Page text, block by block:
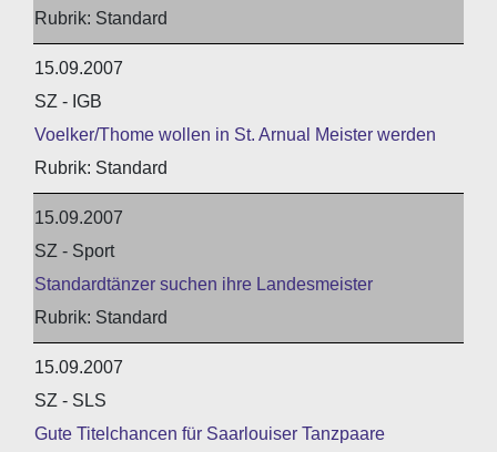
Standard
15.09.2007
SZ - IGB
Voelker/Thome wollen in St. Arnual Meister werden
Standard
15.09.2007
SZ - Sport
Standardtänzer suchen ihre Landesmeister
Standard
15.09.2007
SZ - SLS
Gute Titelchancen für Saarlouiser Tanzpaare